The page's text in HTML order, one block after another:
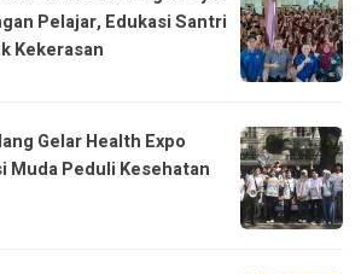
Pelajar, Edukasi Santri
Kekerasan
Gelar Health Expo
Muda Peduli Kesehatan